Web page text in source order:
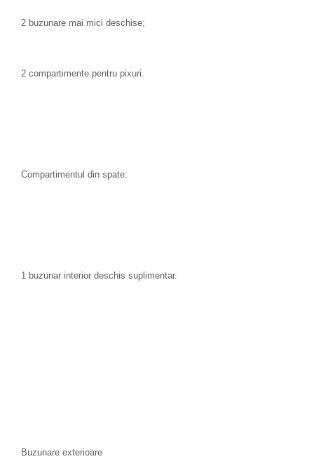
2 buzunare mai mici deschise;
2 compartimente pentru pixuri.
Compartimentul din spate:
1 buzunar interior deschis suplimentar.
Buzunare exterioare